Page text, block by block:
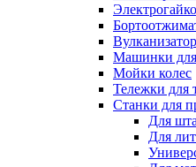
Машинки для
Мойки колес
Тележки для
Станки для
Для
Для